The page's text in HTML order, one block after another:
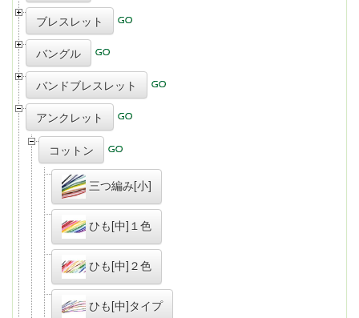
ブレスレット
バングル
バンドブレスレット
アンクレット
コットン
三つ編み[小]
ひも[中]１色
ひも[中]２色
ひも[中]タイプ